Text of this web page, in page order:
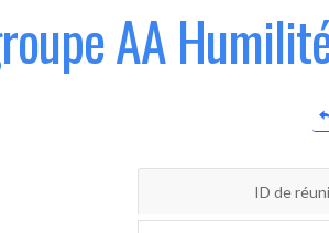
AA
ID de